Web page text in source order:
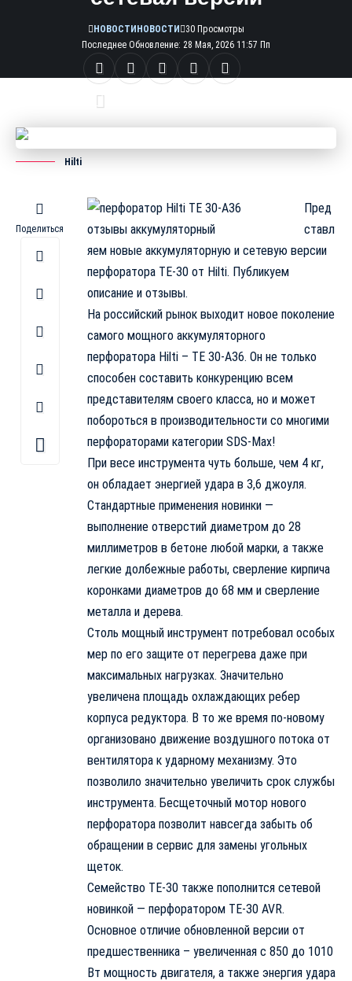
Последнее Обновление: 28 Мая, 2026 11:57 Пп
НОВОСТИ НОВОСТИ 30 Просмотры
Hilti
Поделиться
Пред
ставл
яем новые аккумуляторную и сетевую версии
перфоратора ТЕ-30 от Hilti. Публикуем
описание и отзывы.
На российский рынок выходит новое поколение
самого мощного аккумуляторного
перфоратора Hilti – TE 30-A36. Он не только
способен составить конкуренцию всем
представителям своего класса, но и может
побороться в производительности со многими
перфораторами категории SDS-Max!
При весе инструмента чуть больше, чем 4 кг,
он обладает энергией удара в 3,6 джоуля.
Стандартные применения новинки —
выполнение отверстий диаметром до 28
миллиметров в бетоне любой марки, а также
легкие долбежные работы, сверление кирпича
коронками диаметров до 68 мм и сверление
металла и дерева.
Столь мощный инструмент потребовал особых
мер по его защите от перегрева даже при
максимальных нагрузках. Значительно
увеличена площадь охлаждающих ребер
корпуса редуктора. В то же время по-новому
организовано движение воздушного потока от
вентилятора к ударному механизму. Это
позволило значительно увеличить срок службы
инструмента. Бесщеточный мотор нового
перфоратора позволит навсегда забыть об
обращении в сервис для замены угольных
щеток.
Семейство ТЕ-30 также пополнится сетевой
новинкой — перфоратором ТЕ-30 AVR.
Основное отличие обновленной версии от
предшественника – увеличенная c 850 до 1010
Вт мощность двигателя, а также энергия удара